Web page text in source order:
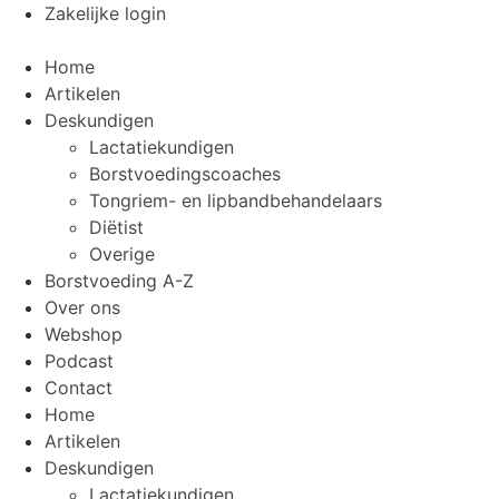
inhoud
Zakelijke login
Home
Artikelen
Deskundigen
Lactatiekundigen
Borstvoedingscoaches
Tongriem- en lipbandbehandelaars
Diëtist
Overige
Borstvoeding A-Z
Over ons
Webshop
Podcast
Contact
Home
Artikelen
Deskundigen
Lactatiekundigen